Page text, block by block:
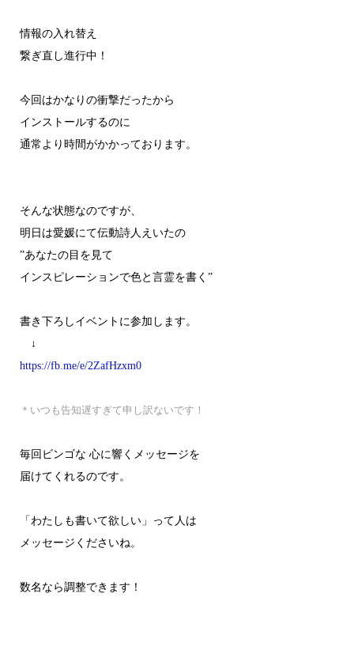
情報の入れ替え
繋ぎ直し進行中！
今回はかなりの衝撃だったから
インストールするのに
通常より時間がかかっております。
そんな状態なのですが、
明日は愛媛にて伝動詩人えいたの
”あなたの目を見て
インスピレーションで色と言霊を書く”
書き下ろしイベントに参加します。
↓
https://fb.me/e/2ZafHzxm0
＊いつも告知遅すぎて申し訳ないです！
毎回ビンゴな 心に響くメッセージを
届けてくれるのです。
「わたしも書いて欲しい」って人は
メッセージくださいね。
数名なら調整できます！